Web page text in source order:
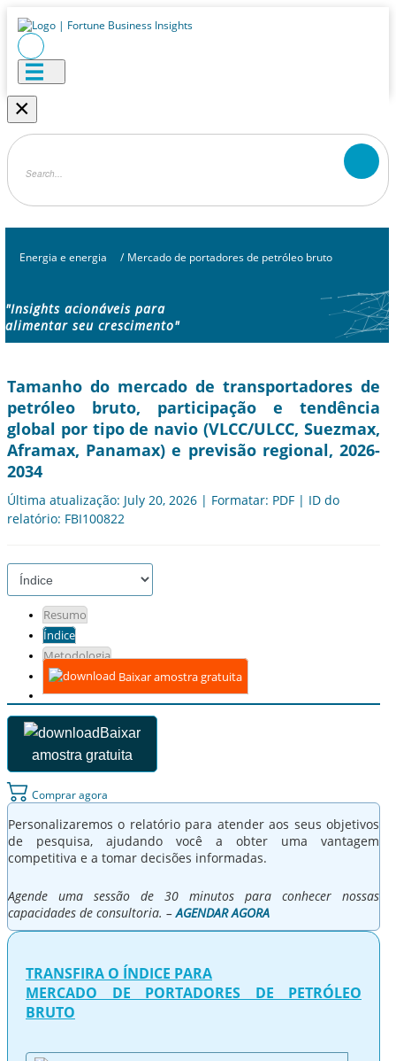
×
Energia e energia / Mercado de portadores de petróleo bruto
"Insights acionáveis ​​para
alimentar seu crescimento"
Tamanho do mercado de transportadores de
petróleo bruto, participação e tendência
global por tipo de navio (VLCC/ULCC, Suezmax,
Aframax, Panamax) e previsão regional, 2026-
2034
Última atualização: July 20, 2026 | Formatar: PDF | ID do
relatório: FBI100822
Resumo
Índice
Metodologia
Baixar amostra gratuita
Baixar
amostra gratuita
Comprar agora
Personalizaremos o relatório para atender aos seus objetivos
de pesquisa, ajudando você a obter uma vantagem
competitiva e a tomar decisões informadas.
Agende uma sessão de 30 minutos para conhecer nossas
capacidades de consultoria. –AGENDAR AGORA
TRANSFIRA O ÍNDICE PARA
MERCADO DE PORTADORES DE PETRÓLEO
BRUTO